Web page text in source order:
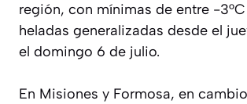
región, con mínimas de entre -3°C
heladas generalizadas desde el
el domingo 6 de julio.
En Misiones y Formosa, en